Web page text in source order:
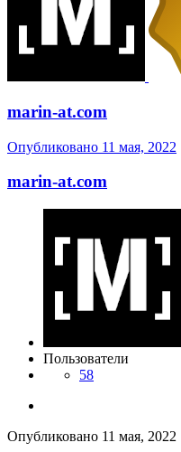
marin-at.com
Опубликовано 11 мая, 2022
marin-at.com
Пользователи
58
Опубликовано 11 мая, 2022